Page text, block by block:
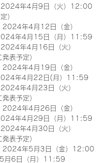
2024年4月9日（火）12:00
）
2024年4月12日（金）
年4月15日（月）11:59
2024年4月16日（火）
表予定）
2024年4月19日（金）
年4月22日(月）11:59
2024年4月23日（火）
表予定）
2024年4月26日（金）
年4月29日（月）11:59
2024年4月30日（火）
表予定）
2024年5月3日（金）12:00
月6日（月）11:59